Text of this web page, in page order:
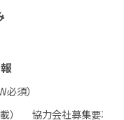
須）
）
協力会社募集要項